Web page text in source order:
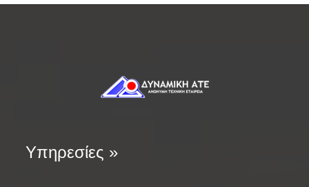
Υπηρεσίες »